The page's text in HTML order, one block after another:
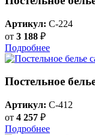
Артикул: C-224
от 3 188 ₽
Подробнее
Постельное
Артикул: C-412
от 4 257 ₽
Подробнее